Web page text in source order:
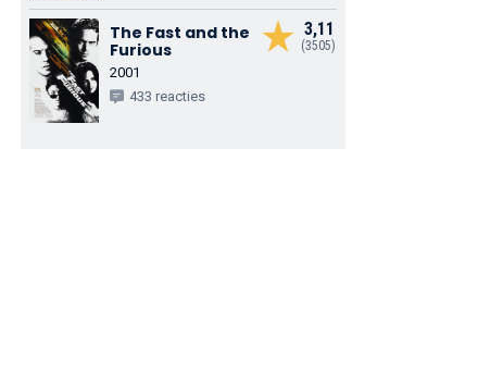
3,11
(3505)
The Fast and the
Furious
2001
433 reacties